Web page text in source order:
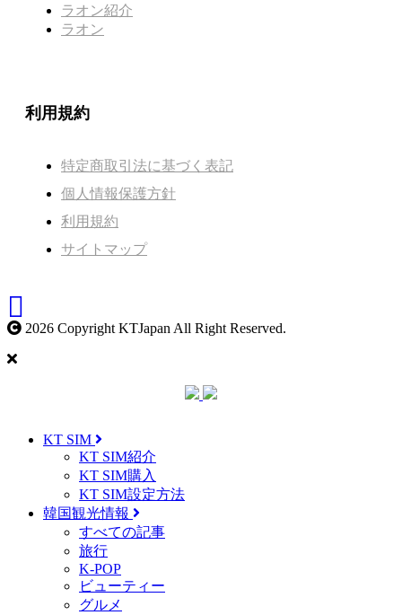
ラオン紹介
ラオン
利用規約
特定商取引法に基づく表記
個人情報保護方針
利用規約
サイトマップ
2026 Copyright KTJapan All Right Reserved.
KT SIM
KT SIM紹介
KT SIM購入
KT SIM設定方法
韓国観光情報
すべての記事
旅行
K-POP
ビューティー
グルメ